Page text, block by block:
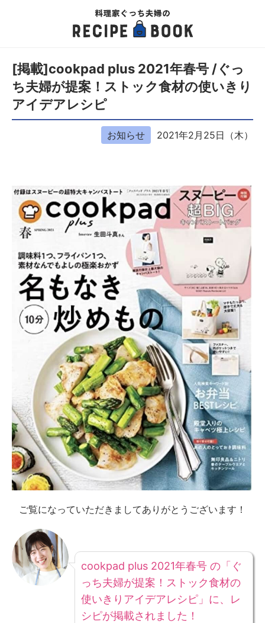
[掲載]cookpad plus 2021年春号 /ぐっ
ち夫婦が提案！ストック食材の使いきり
アイデアレシピ
お知らせ 2021年2月25日（木）
ご覧になっていただきましてありがとうございます！
cookpad plus 2021年春号 の「ぐ
っち夫婦が提案！ストック食材の
使いきりアイデアレシピ」に、レ
シピが掲載されました！